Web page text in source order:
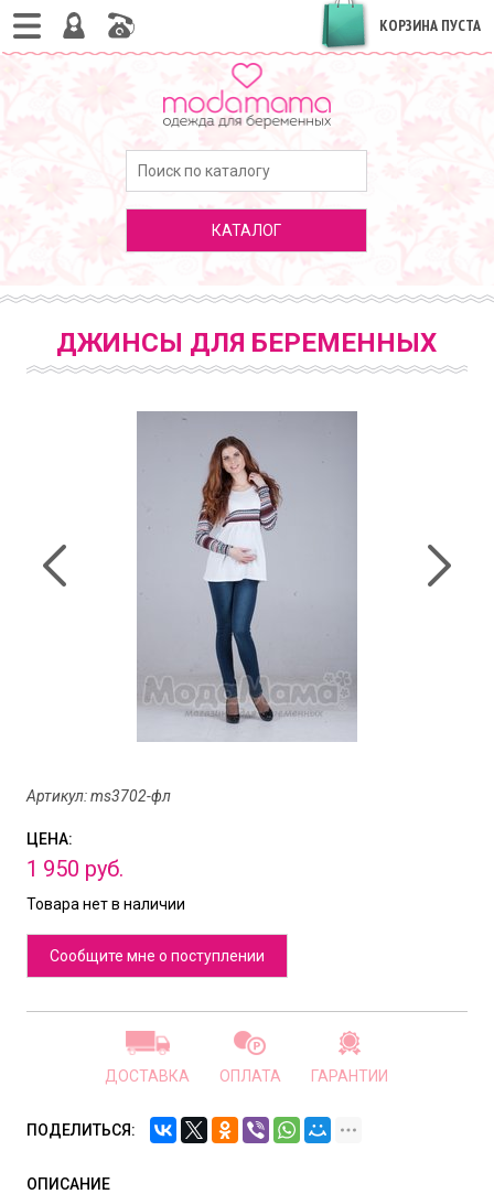
КОРЗИНА ПУСТА
КАТАЛОГ
ДЖИНСЫ ДЛЯ БЕРЕМЕННЫХ
Артикул: ms3702-фл
ЦЕНА:
1 950 руб.
Товара нет в наличии
Сообщите мне о поступлении
ДОСТАВКА ОПЛАТА ГАРАНТИИ
ПОДЕЛИТЬСЯ:
ОПИСАНИЕ